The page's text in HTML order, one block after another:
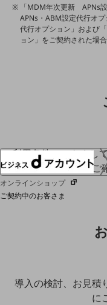
経験者採用
障がい者採用
オンラインショップ
ご契約中のお客さま
ご契約中サービスの一元管
「MDM年次更新 APNs
APNs・ABM設定代行オ
代行オプション」および
ョン」をご契約された場
利用条件につきまし
ウェブサイトをご
導入の検討、お見積
に